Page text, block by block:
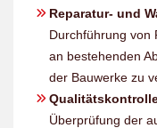
Reparatur- und
Durchführung von
an bestehenden
der Bauwerke zu
Überprüfung der